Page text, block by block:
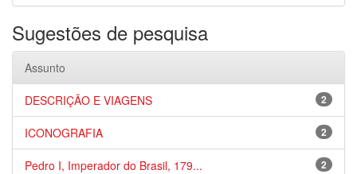
Sugestões de pesquisa
Assunto
2
DESCRIÇÃO E VIAGENS
2
ICONOGRAFIA
2
Pedro I, Imperador do Brasil, 179...